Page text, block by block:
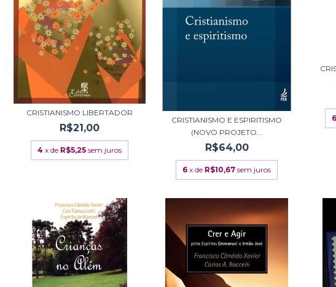
CRISTIANISMO LIBERTADOR
R$21,00
4 x de R$5,25 sem juros
CRISTIANISMO E ESPIRITISMO
(NOVO PROJETO...
R$64,00
6 x de R$10,67 sem juros
6